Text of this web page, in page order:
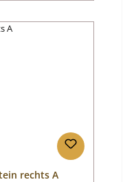
rechts A